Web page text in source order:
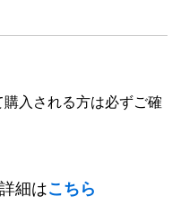
入される方は必ずご確
細はこちら